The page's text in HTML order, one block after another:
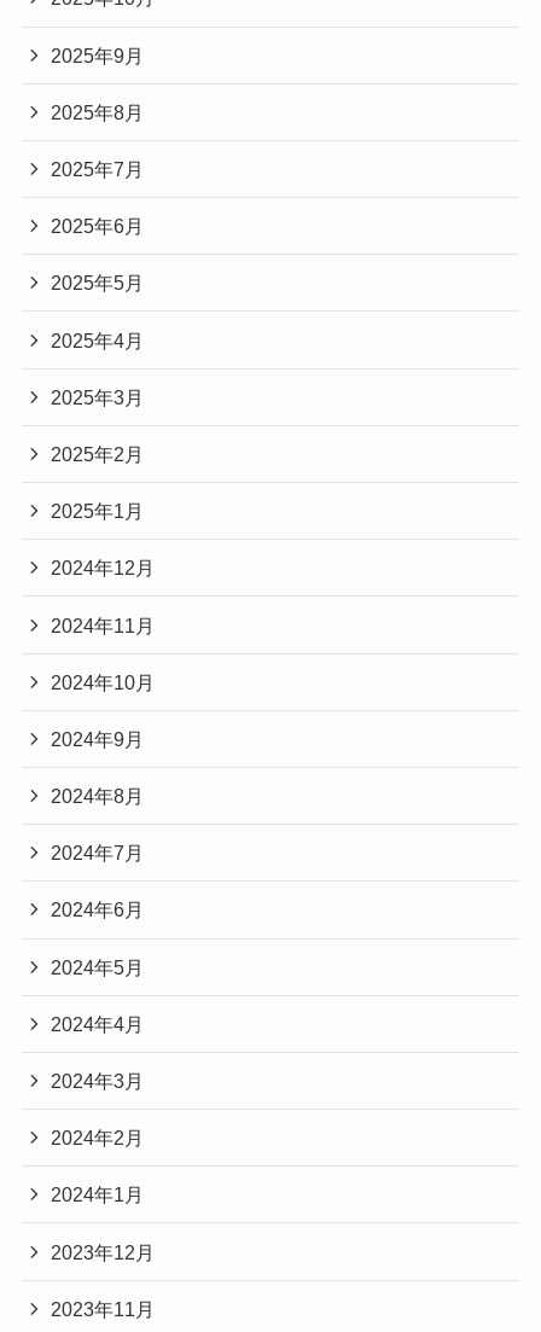
2025年9月
2025年8月
2025年7月
2025年6月
2025年5月
2025年4月
2025年3月
2025年2月
2025年1月
2024年12月
2024年11月
2024年10月
2024年9月
2024年8月
2024年7月
2024年6月
2024年5月
2024年4月
2024年3月
2024年2月
2024年1月
2023年12月
2023年11月